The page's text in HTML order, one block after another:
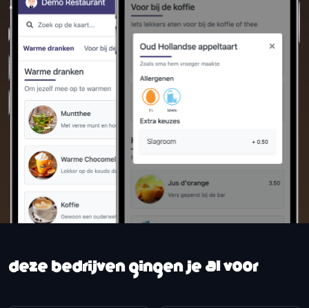
Deze bedrijven gingen je al voor